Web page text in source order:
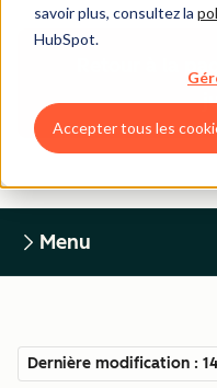
savoir plus, consultez la
HubSpot.
Accepter tous les
Menu
Dernière modification :